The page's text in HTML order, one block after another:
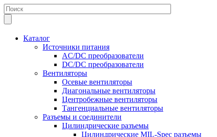
Каталог
Источники питания
AC/DC преобразователи
DC/DC преобразователи
Вентиляторы
Осевые вентиляторы
Диагональные вентиляторы
Центробежные вентиляторы
Тангенциальные вентиляторы
Разъемы и соединители
Цилиндрические разъемы
Цилиндрические MIL-Spec разъемы